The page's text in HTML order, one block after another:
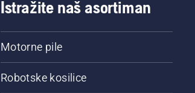
Istražite naš asortiman
Motorne pile
Robotske kosilice